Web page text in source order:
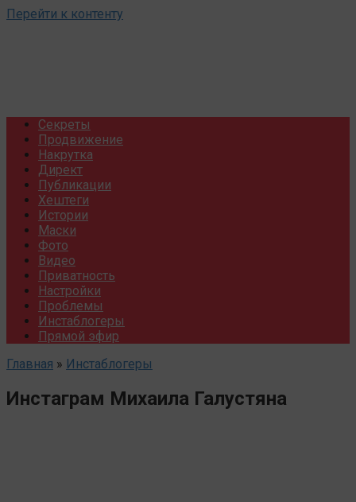
Перейти к контенту
Секреты
Продвижение
Накрутка
Директ
Публикации
Хештеги
Истории
Маски
Фото
Видео
Приватность
Настройки
Проблемы
Инстаблогеры
Прямой эфир
Главная » Инстаблогеры
Инстаграм Михаила Галустяна